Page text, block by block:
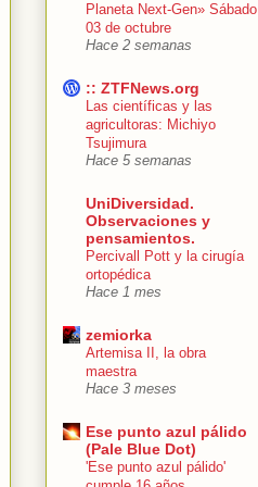
Planeta Next-Gen» Sábado
03 de octubre
Hace 2 semanas
:: ZTFNews.org
Las científicas y las
agricultoras: Michiyo
Tsujimura
Hace 5 semanas
UniDiversidad.
Observaciones y
pensamientos.
Percivall Pott y la cirugía
ortopédica
Hace 1 mes
zemiorka
Artemisa II, la obra
maestra
Hace 3 meses
Ese punto azul pálido
(Pale Blue Dot)
'Ese punto azul pálido'